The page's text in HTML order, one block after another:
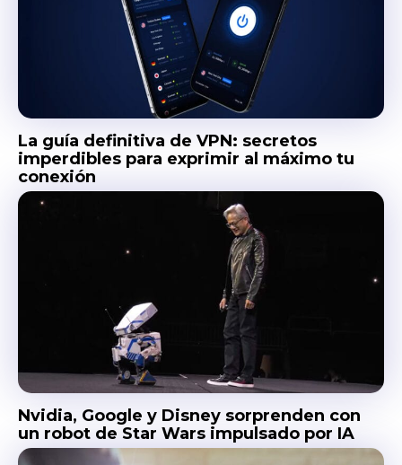
La guía definitiva de VPN: secretos
imperdibles para exprimir al máximo tu
conexión
Nvidia, Google y Disney sorprenden con
un robot de Star Wars impulsado por IA